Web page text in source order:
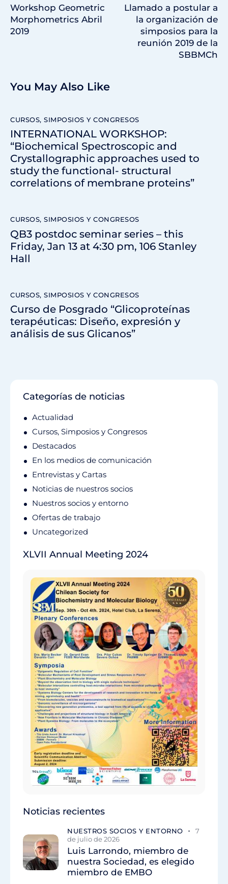
Workshop Geometric
Morphometrics Abril
2019
Llamado a postular a
la organización de
simposios para la
reunión 2019 de la
SBBMCh
You May Also Like
CURSOS, SIMPOSIOS Y CONGRESOS
INTERNATIONAL WORKSHOP:
“Biochemical Spectroscopic and
Crystallographic approaches used to
study the functional- structural
correlations of membrane proteins”
CURSOS, SIMPOSIOS Y CONGRESOS
QB3 postdoc seminar series – this
Friday, Jan 13 at 4:30 pm, 106 Stanley
Hall
CURSOS, SIMPOSIOS Y CONGRESOS
Curso de Posgrado “Glicoproteínas
terapéuticas: Diseño, expresión y
análisis de sus Glicanos”
Categorías de noticias
Actualidad
Cursos, Simposios y Congresos
Destacados
En los medios de comunicación
Entrevistas y Cartas
Noticias de nuestros socios
Nuestros socios y entorno
Ofertas de trabajo
Uncategorized
XLVII Annual Meeting 2024
Noticias recientes
NUESTROS SOCIOS Y ENTORNO
7
de julio de 2026
Luis Larrondo, miembro de
nuestra Sociedad, es elegido
miembro de EMBO